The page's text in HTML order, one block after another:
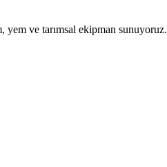
ve tarımsal ekipman sunuyoruz.